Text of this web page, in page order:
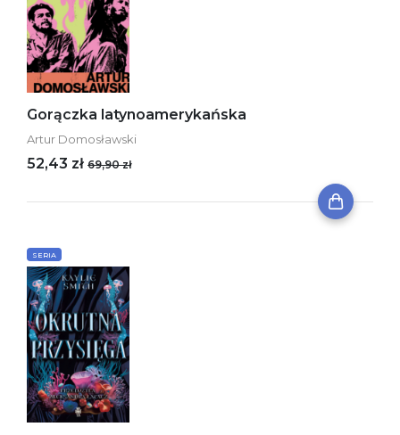
Gorączka latynoamerykańska
Artur Domosławski
52,43 zł 69,90 zł
SERIA